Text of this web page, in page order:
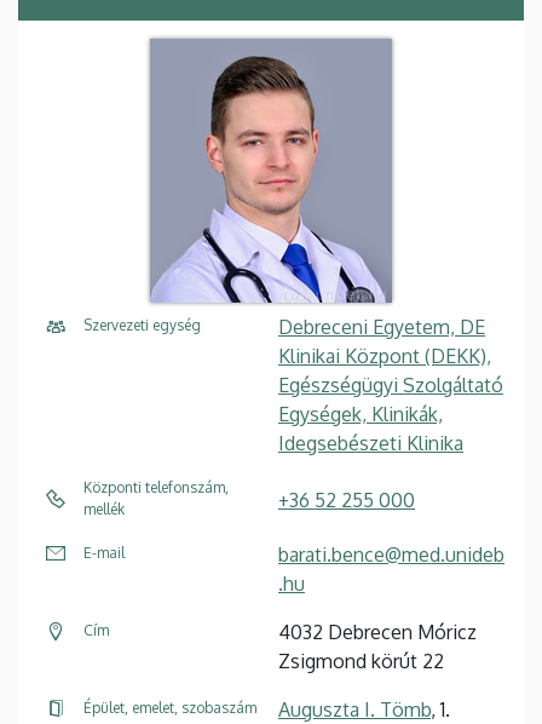
Szervezeti egység
Debreceni Egyetem, DE
Klinikai Központ (DEKK),
Egészségügyi Szolgáltató
Egységek, Klinikák,
Idegsebészeti Klinika
Központi telefonszám,
mellék
+36 52 255 000
E-mail
barati.bence@med.unideb
.hu
Cím
4032 Debrecen Móricz
Zsigmond körút 22
Épület, emelet, szobaszám Auguszta I. Tömb, 1.